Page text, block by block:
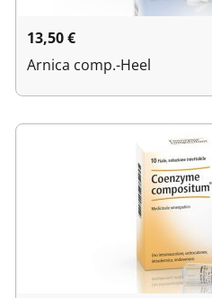
13,50€
Arnica comp.-Heel